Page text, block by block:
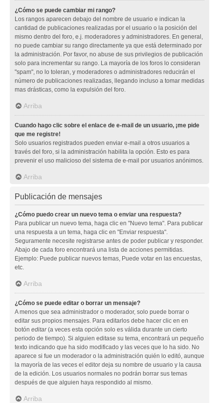
¿Cómo se puede cambiar mi rango?
Los rangos aparecen debajo del nombre de usuario e indican la
cantidad de publicaciones realizadas por el usuario o la posición del
mismo dentro del foro, e.j. moderadores y administradores. En general,
no puede cambiar su rango directamente ya que está determinado por
la administración. Por favor, no abuse de sus privilegios de publicación
solo para incrementar su rango. La mayoría de los foros lo consideran
"spam", no lo toleran, y moderadores o administradores reducirán el
número de publicaciones realizadas, llegando incluso a tomar medidas
mas drásticas, como la expulsión del foro.
Arriba
Cuando hago clic sobre el enlace de e-mail de un usuario, ¡me pide
que me registre!
Solo usuarios registrados pueden enviar e-mail a otros usuarios a
través del foro, si la administración habilita la opción. Esto es para
prevenir el uso malicioso del sistema de e-mail por usuarios anónimos.
Arriba
Publicación de mensajes
¿Cómo puedo crear un nuevo tema o enviar una respuesta?
Para publicar un nuevo tema, haga clic en "Nuevo tema". Para publicar
una respuesta a un tema, haga clic en "Enviar respuesta".
Seguramente necesite registrarse antes de poder publicar y responder.
Abajo de cada foro encontrará una lista de acciones permitidas.
Ejemplo: Puede publicar nuevos temas, Puede votar en las encuestas,
etc.
Arriba
¿Cómo se puede editar o borrar un mensaje?
A menos que sea administrador o moderador, solo puede borrar o
editar sus propios mensajes. Para editarlos debe hacer clic en en
botón editar(a veces esta opción solo es válida durante un cierto
periodo de tiempo). Si alguien editase su tema, encontrará un pequeño
texto indicando que ha sido modificado y las veces que lo ha sido. No
aparece si fue un moderador o la administración quién lo editó, aunque
la mayoría de las veces el editor deja su nombre de usuario y la causa
de la edición. Los usuarios normales no podrán borrar sus temas
después de que alguien haya respondido al mismo.
Arriba